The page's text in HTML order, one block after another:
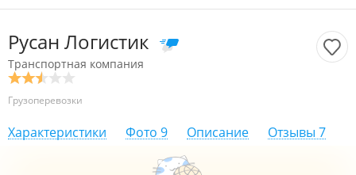
Русан Логистик
Транспортная компания
Грузоперевозки
Характеристики Фото 9 Описание Отзывы 7